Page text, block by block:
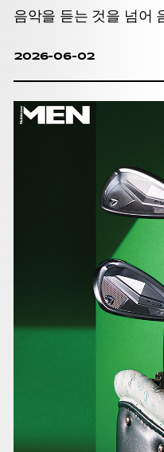
음악을 듣는 것을 넘어
2026-06-02